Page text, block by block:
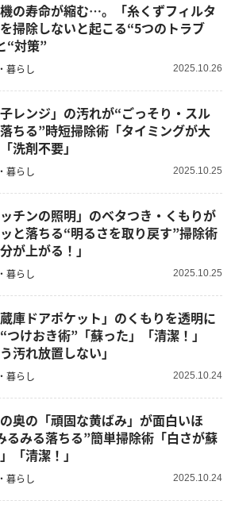
の寿命が縮む…。「糸くずフィルタ
掃除しないと起こる“5つのトラブ
“対策”
暮らし 2025.10.26
子レンジ」の汚れが“ごっそり・スル
ちる”時短掃除術「タイミングが大
洗剤不要」
暮らし 2025.10.25
ッチンの照明」のベタつき・くもりが
と落ちる“明るさを取り戻す”掃除術
分が上がる！」
暮らし 2025.10.25
蔵庫ドアポケット」のくもりを透明に
つけおき術”「蘇った」「清潔！」
う汚れ放置しない」
暮らし 2025.10.24
奥の「頑固な黄ばみ」が面白いほ
るみる落ちる”簡単掃除術「白さが蘇
「清潔！」
暮らし 2025.10.24